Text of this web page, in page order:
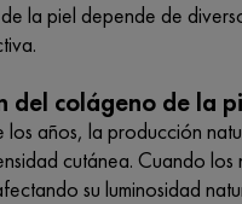
la piel depende de
del colágeno de la
años, la producción
cutánea. Cuando
su luminosidad